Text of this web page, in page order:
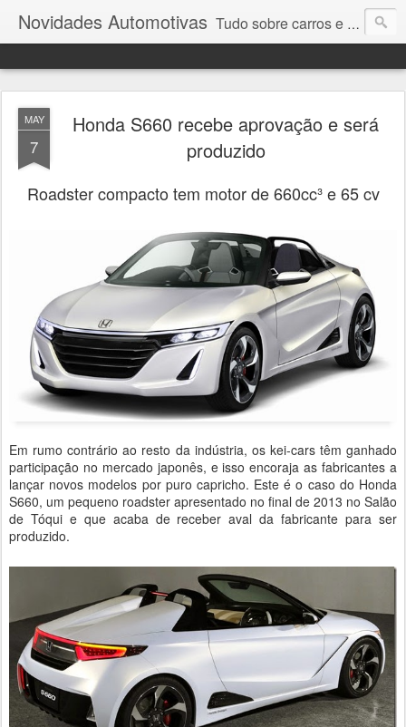
Novidades Automotivas Tudo sobre carros e motores
MAY
7
Honda S660 recebe aprovação e será
produzido
Roadster compacto tem motor de 660cc³ e 65 cv
Em rumo contrário ao resto da indústria, os kei-cars têm ganhado
participação no mercado japonês, e isso encoraja as fabricantes a
lançar novos modelos por puro capricho. Este é o caso do Honda
S660, um pequeno roadster apresentado no final de 2013 no Salão
de Tóqui e que acaba de receber aval da fabricante para ser
produzido.